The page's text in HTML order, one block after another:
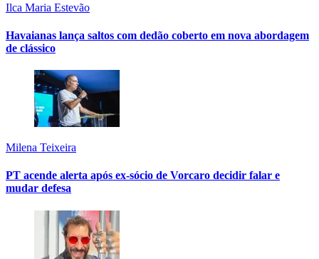
Ilca Maria Estevão
Havaianas lança saltos com dedão coberto em nova abordagem
de clássico
Milena Teixeira
PT acende alerta após ex-sócio de Vorcaro decidir falar e
mudar defesa